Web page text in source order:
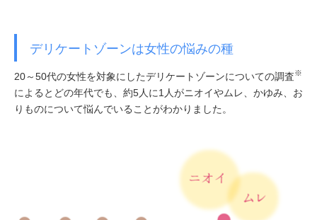
デリケートゾーンは女性の悩みの種
20～50代の女性を対象にしたデリケートゾーンについての調査※
によるとどの年代でも、約5人に1人がニオイやムレ、かゆみ、お
りものについて悩んでいることがわかりました。